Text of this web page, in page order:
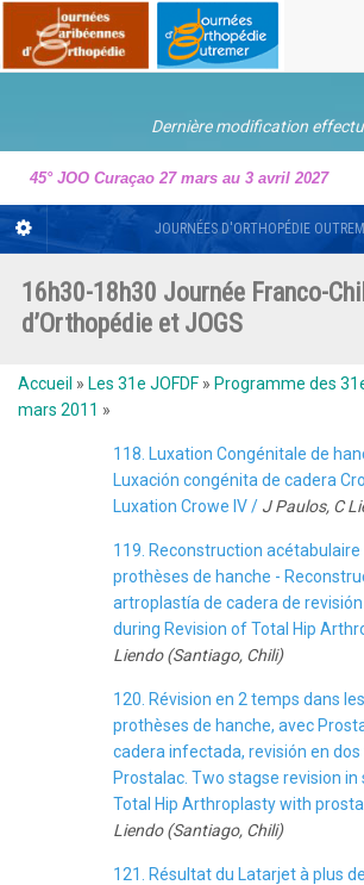
Dernière modification
45° JOO Curaçao 27 mars au 3 avril 2027
JOURNÉES D'ORTHOPÉDIE
16h30-18h30 Journée Franco-
d’Orthopédie et JOGS
Accueil » Les 31e JOFDF » Programme des
mars 2011 »
118. Luxation Congénitale de
Luxación congénita de cadera
Luxation Crowe IV / J Paulos, C
119. Reconstruction
prothèses de hanche -
artroplastía de cadera de
during Revision of Total Hip
Liendo (Santiago, Chili)
120. Révision en 2 temps dans
prothèses de hanche, avec
cadera infectada, revisión en
Prostalac. Two stagse revision
Total Hip Arthroplasty with
Liendo (Santiago, Chili)
121. Résultat du Latarjet à plus